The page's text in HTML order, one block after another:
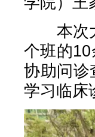
本次大
个班的
协助问诊
学习临床